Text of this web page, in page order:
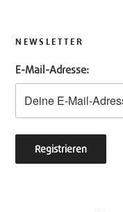
NEWSLETTER
E-Mail-Adresse: